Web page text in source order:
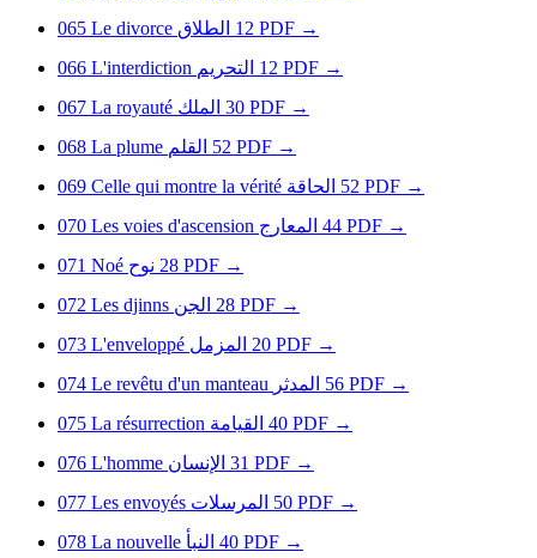
065 Le divorce الطلاق 12 PDF →
066 L'interdiction التحريم 12 PDF →
067 La royauté الملك 30 PDF →
068 La plume القلم 52 PDF →
069 Celle qui montre la vérité الحاقة 52 PDF →
070 Les voies d'ascension المعارج 44 PDF →
071 Noé نوح 28 PDF →
072 Les djinns الجن 28 PDF →
073 L'enveloppé المزمل 20 PDF →
074 Le revêtu d'un manteau المدثر 56 PDF →
075 La résurrection القيامة 40 PDF →
076 L'homme الإنسان 31 PDF →
077 Les envoyés المرسلات 50 PDF →
078 La nouvelle النبأ 40 PDF →